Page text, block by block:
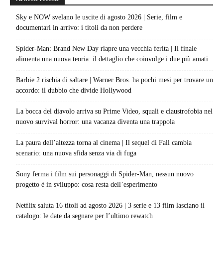
Sky e NOW svelano le uscite di agosto 2026 | Serie, film e
documentari in arrivo: i titoli da non perdere
Spider-Man: Brand New Day riapre una vecchia ferita | Il finale
alimenta una nuova teoria: il dettaglio che coinvolge i due più amati
Barbie 2 rischia di saltare | Warner Bros. ha pochi mesi per trovare un
accordo: il dubbio che divide Hollywood
La bocca del diavolo arriva su Prime Video, squali e claustrofobia nel
nuovo survival horror: una vacanza diventa una trappola
La paura dell’altezza torna al cinema | Il sequel di Fall cambia
scenario: una nuova sfida senza via di fuga
Sony ferma i film sui personaggi di Spider-Man, nessun nuovo
progetto è in sviluppo: cosa resta dell’esperimento
Netflix saluta 16 titoli ad agosto 2026 | 3 serie e 13 film lasciano il
catalogo: le date da segnare per l’ultimo rewatch